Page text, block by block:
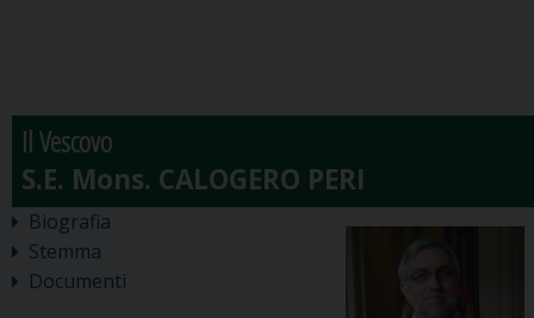
Il Vescovo
Biografia
Stemma
Documenti